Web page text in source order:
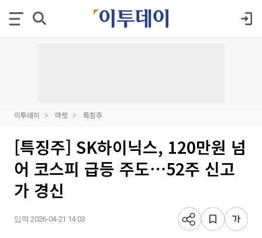
이투데이 마켓 특징주
[특징주] SK하이닉스, 120만원 넘
어 코스피 급등 주도⋯52주 신고
가 경신
입력 2026-04-21 14:03